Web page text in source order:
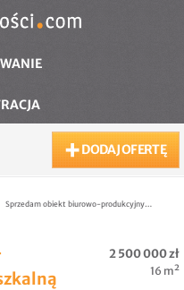
DODAJ OFERTĘ
Sprzedam obiekt biurowo-produkcyjny…
2 500 000 zł
16 m²